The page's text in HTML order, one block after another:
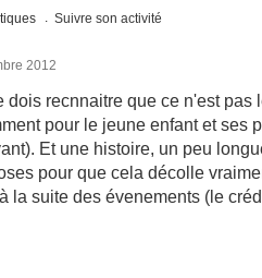
Suivre son activité
2012
dois recnnaitre que ce n'est pas
pour le jeune enfant et ses
Et une histoire, un peu
pour que cela décolle
la suite des évenements (le